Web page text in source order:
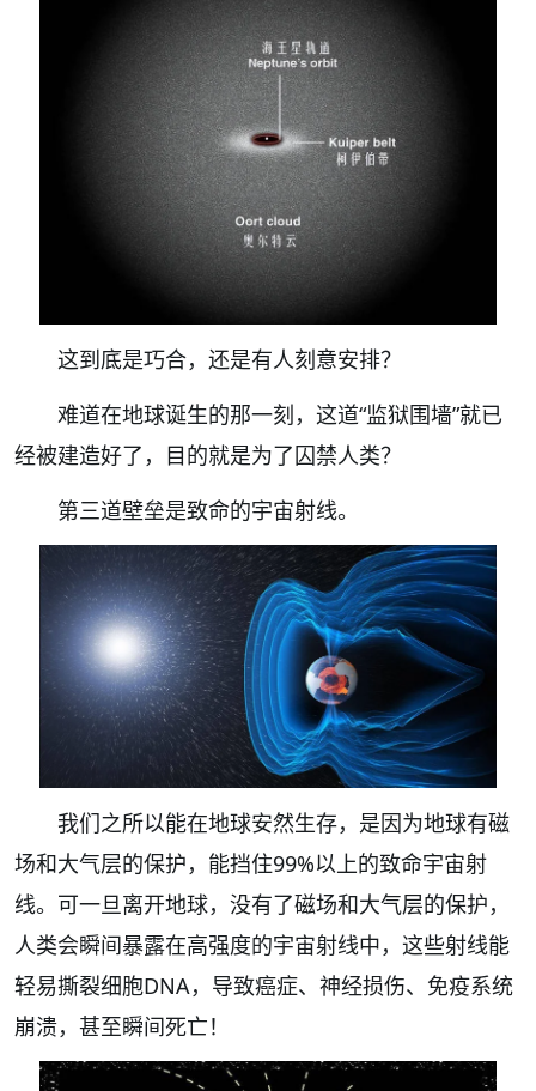
这到底是巧合，还是有人刻意安排？
难道在地球诞生的那一刻，这道“监狱围墙”就已
经被建造好了，目的就是为了囚禁人类？
第三道壁垒是致命的宇宙射线。
我们之所以能在地球安然生存，是因为地球有磁
场和大气层的保护，能挡住99%以上的致命宇宙射
线。可一旦离开地球，没有了磁场和大气层的保护，
人类会瞬间暴露在高强度的宇宙射线中，这些射线能
轻易撕裂细胞DNA，导致癌症、神经损伤、免疫系统
崩溃，甚至瞬间死亡！